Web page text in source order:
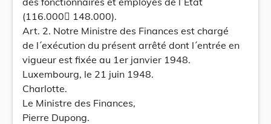
(116.000 148.000).
Art. 2. Notre Ministre des Finances est chargé
de l´exécution du présent arrêté dont l´entrée en
vigueur est fixée au 1er janvier 1948.
Luxembourg, le 21 juin 1948.
Charlotte.
Le Ministre des Finances,
Pierre Dupong.